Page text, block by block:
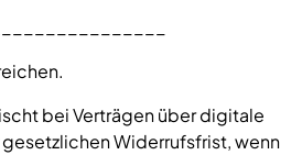
bei Verträgen über digitale
Widerrufsfrist, wenn